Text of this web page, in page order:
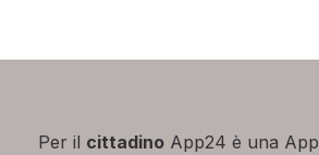
Per il cittadinoApp24 è una App